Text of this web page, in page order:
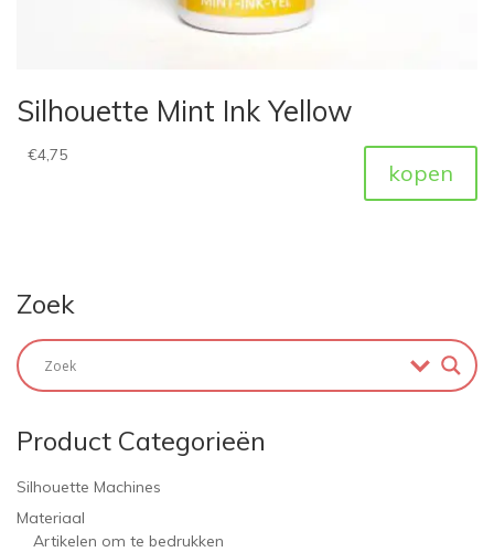
Silhouette Mint Ink Yellow
€4,75
kopen
Zoek
Product Categorieën
Silhouette Machines
Materiaal
Artikelen om te bedrukken